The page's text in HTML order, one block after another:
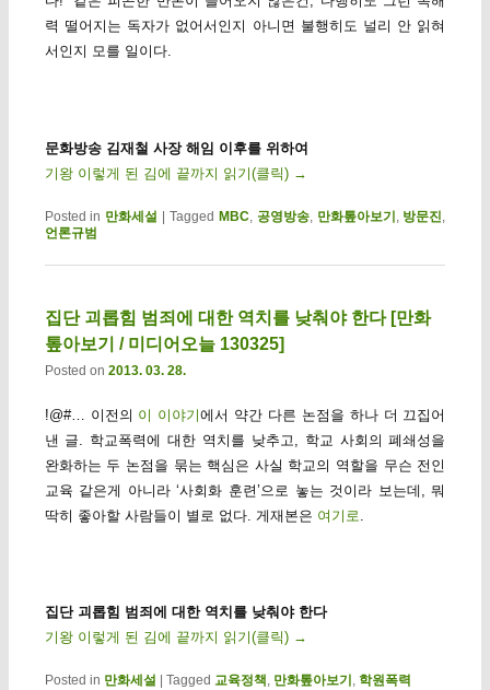
력 떨어지는 독자가 없어서인지 아니면 불행히도 널리 안 읽혀
서인지 모를 일이다.
문화방송 김재철 사장 해임 이후를 위하여
기왕 이렇게 된 김에 끝까지 읽기(클릭) →
Posted in 만화세설 |Tagged MBC, 공영방송, 만화톺아보기 방문진
언론규범
집단 괴롭힘 범죄에 대한 역치를 낮춰야 한다 [만화
톺아보기 / 미디어오늘 130325]
Posted on 2013. 03. 28.
!@#… 이전의 이 이야기에서 약간 다른 논점을 하나 더 끄집어
낸 글. 학교폭력에 대한 역치를 낮추고, 학교 사회의 폐쇄성을
완화하는 두 논점을 묶는 핵심은 사실 학교의 역할을 무슨 전인
교육 같은게 아니라 ‘사회화 훈련’으로 놓는 것이라 보는데, 뭐
딱히 좋아할 사람들이 별로 없다. 게재본은 여기로
집단 괴롭힘 범죄에 대한 역치를 낮춰야 한다
기왕 이렇게 된 김에 끝까지 읽기(클릭) →
Posted in 만화세설 Tagged 교육정책 , 만화톺아보기 , 학원폭력